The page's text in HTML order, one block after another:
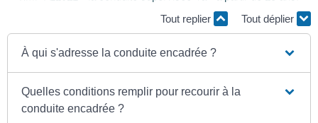
Tout replier
Tout déplier
À qui s'adresse la conduite encadrée ?
Quelles conditions remplir pour recourir à la
conduite encadrée ?